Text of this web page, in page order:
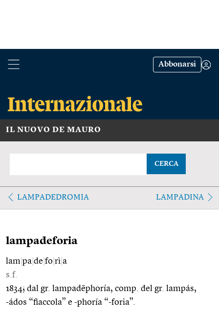
Abbonarsi
IL NUOVO DE MAURO
CERCA
LAMPADEDROMIA LAMPADINA
lampadeforia
lam pa de fo rì a
s.f.
1834; dal gr. lampadēphoría, comp. del gr. lampás,
-ádos “fiaccola” e -phoría “-foria”.